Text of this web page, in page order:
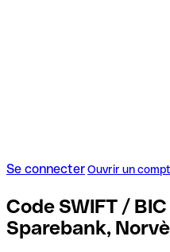
Se connecterOuvrir un
Code SWIFT /
Sparebank,